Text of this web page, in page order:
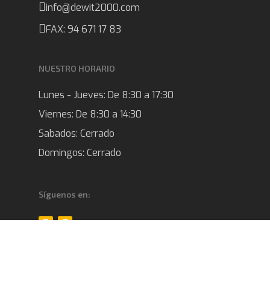
info@dewit2000.com
FAX: 94 671 17 83
NUESTRO HORARIO
Lunes - Jueves: De 8:30 a 17:30
Viernes: De 8:30 a 14:30
Sabados: Cerrado
Domingos: Cerrado
Síguenos en: